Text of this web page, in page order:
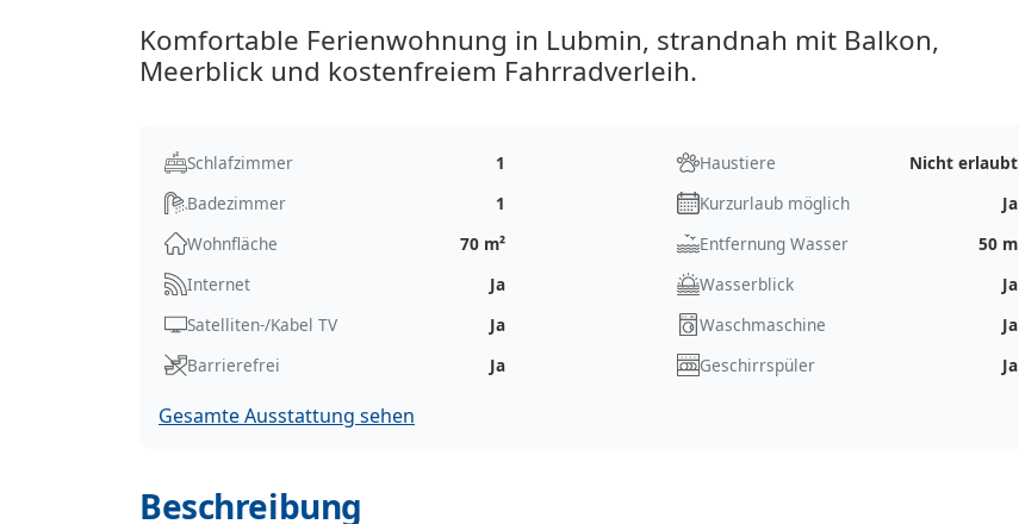
Komfortable Ferienwohnung in Lubmin, strandnah mit Balkon,
Meerblick und kostenfreiem Fahrradverleih.
Schlafzimmer
1
Badezimmer
1
Wohnfläche
70 m²
Haustiere
Nicht erlaubt
Kurzurlaub möglich
Ja
Entfernung Wasser
50 m
Internet
Ja
Satelliten-/Kabel TV
Ja
Barrierefrei
Ja
Wasserblick
Ja
Waschmaschine
Ja
Geschirrspüler
Ja
Gesamte Ausstattung sehen
Beschreibung